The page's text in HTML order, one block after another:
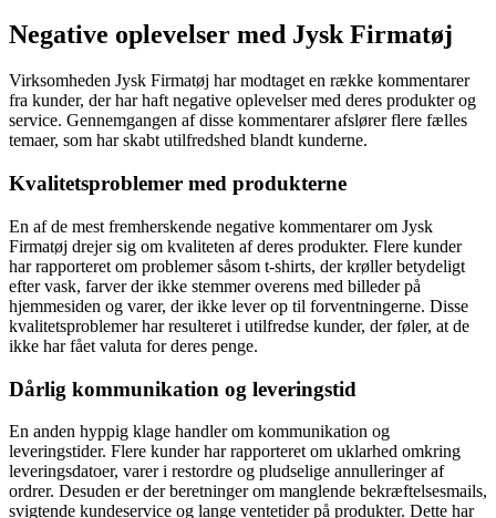
Negative oplevelser med Jysk Firmatøj
Virksomheden Jysk Firmatøj har modtaget en række kommentarer
fra kunder, der har haft negative oplevelser med deres produkter og
service. Gennemgangen af disse kommentarer afslører flere fælles
temaer, som har skabt utilfredshed blandt kunderne.
Kvalitetsproblemer med produkterne
En af de mest fremherskende negative kommentarer om Jysk
Firmatøj drejer sig om kvaliteten af deres produkter. Flere kunder
har rapporteret om problemer såsom t-shirts, der krøller betydeligt
efter vask, farver der ikke stemmer overens med billeder på
hjemmesiden og varer, der ikke lever op til forventningerne. Disse
kvalitetsproblemer har resulteret i utilfredse kunder, der føler, at de
ikke har fået valuta for deres penge.
Dårlig kommunikation og leveringstid
En anden hyppig klage handler om kommunikation og
leveringstider. Flere kunder har rapporteret om uklarhed omkring
leveringsdatoer, varer i restordre og pludselige annulleringer af
ordrer. Desuden er der beretninger om manglende bekræftelsesmails,
svigtende kundeservice og lange ventetider på produkter. Dette har